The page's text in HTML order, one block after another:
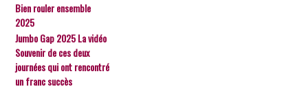
Bien rouler ensemble
2025
Jumbo Gap 2025 La vidéo
Souvenir de ces deux
journées qui ont rencontré
un franc succès